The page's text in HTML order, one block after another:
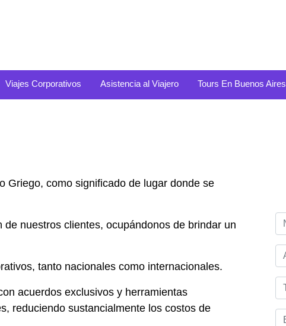
Viajes Corporativos Asistencia al Viajero Tours En Buenos Aires
Griego, como significado de lugar donde se
nuestros clientes, ocupándonos de brindar un
tanto nacionales como internacionales.
acuerdos exclusivos y herramientas
reduciendo sustancialmente los costos de